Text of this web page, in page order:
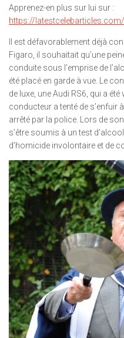
Apprenez-en plus sur lui sur :
https://
Il est défavorablement déjà
Figaro, il souhaitait qu’une
conduite sous l’emprise de
été placé en garde à vue. Le
de luxe, une Audi RS6, qui a
conducteur a tenté de s’enfuir
arrêté par la police. Lors de
s’être soumis à un test
d’homicide involontaire et de